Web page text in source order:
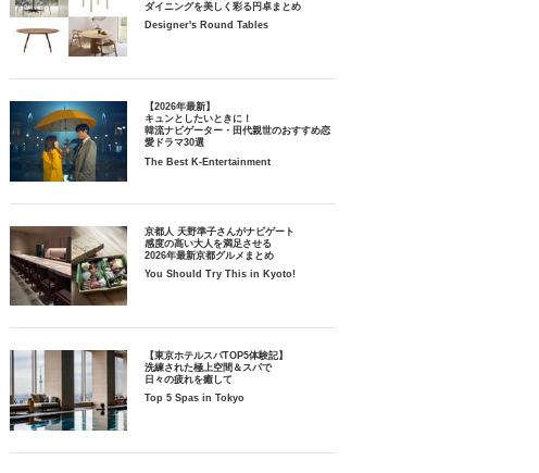
ダイニングを美しく彩る円卓まとめ
Designer's Round Tables
【2026年最新】
キュンとしたいときに！
韓流ナビゲーター・田代親世のおすすめ恋
愛ドラマ30選
The Best K-Entertainment
京都人 天野準子さんがナビゲート
感度の高い大人を満足させる
2026年最新京都グルメまとめ
You Should Try This in Kyoto!
【東京ホテルスパTOP5体験記】
洗練された極上空間＆スパで
日々の疲れを癒して
Top 5 Spas in Tokyo